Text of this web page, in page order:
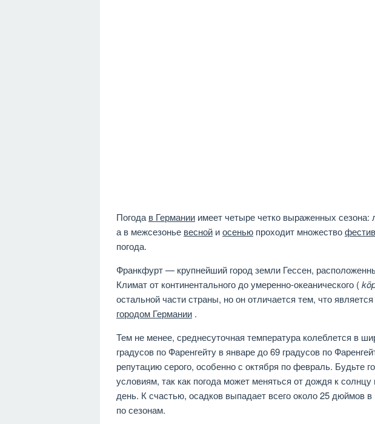
Погода в Германии имеет четыре четко выраженных сезона:
а в межсезонье весной иосенью проходит множество
погода.
Франкфурт — крупнейший город земли Гессен,
Климат от континентального до умеренно-океанического (
остальной части страны, но он отличается тем, что
городом Германии .
Тем не менее, среднесуточная температура колеблется в
градусов по Фаренгейту в январе до 69 градусов по
репутацию серого, особенно с октября по февраль. Будьте
условиям, так как погода может меняться от дождя к солнцу
день. К счастью, осадков выпадает всего около 25 дюймов
по сезонам.